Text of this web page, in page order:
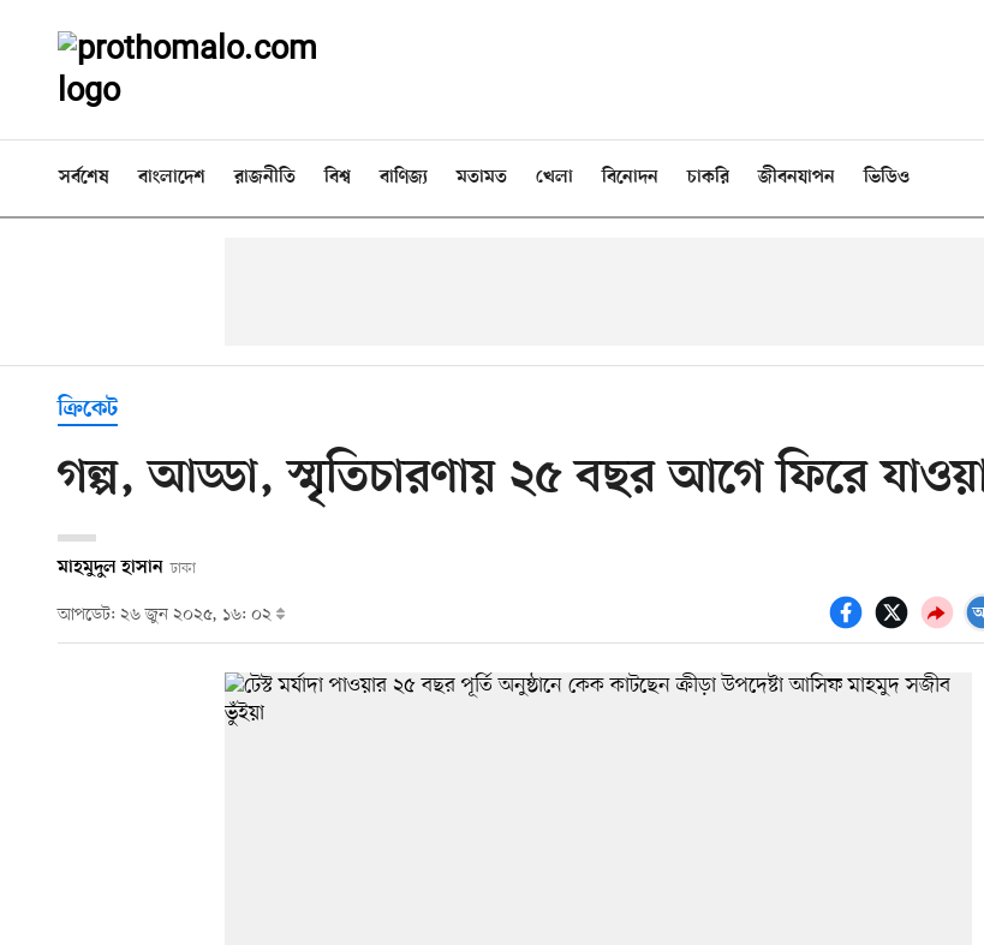
সর্বশেষ বাংলাদেশ রাজনীতি বিশ্ব বাণিজ্য মতামত খেলা বিনোদন চাকরি জীবনযাপন ভিডিও
ক্রিকেট
গল্প, আড্ডা, স্মৃতিচারণায় ২৫ বছর আগে ফিরে
মাহমুদুল হাসান ঢাকা
আপডেট: ২৬ জুন ২০২৫, ১৬: ০২